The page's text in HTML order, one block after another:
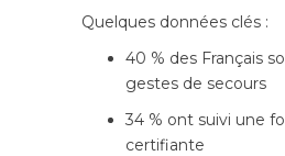
Quelques données clés :
40 % des Français
gestes de secours
34 % ont suivi une
certifiante